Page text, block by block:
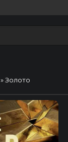
» Золото